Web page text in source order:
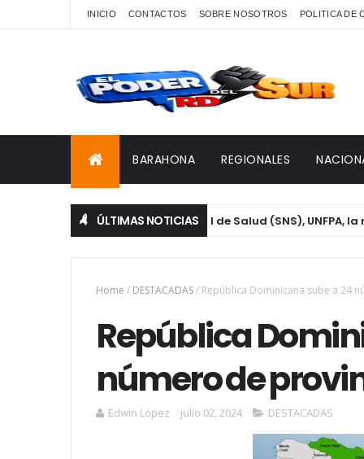
INICIO CONTACTOS SOBRE NOSOTROS POLITICA DE
BARAHONA REGIONALES
ÚLTIMAS NOTICIAS
Servicio Nacional de Salud (SNS), UNFPA, la
Home / DESTACADAS/ República Dominicana sube a 24
República
número de
Edwin López julio 02, 2024 DESTACADAS